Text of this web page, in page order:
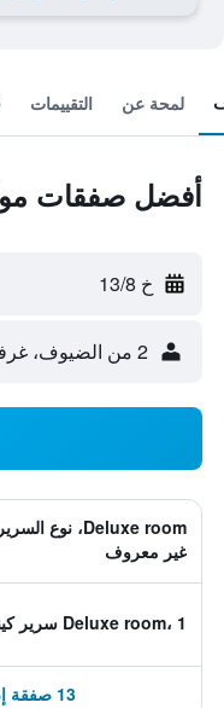
لمحة عن التقييمات
أفضل صفقات
خ 13/8
2 من الضيوف، غرفة واحدة
Deluxe room، نوع السرير
غير معروف
Deluxe room، 1 سرير كينغ
13 صفقة إضافية ابتداءً من 294 ﷼